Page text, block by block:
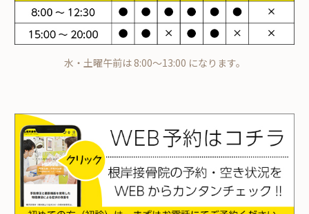
水・土曜午前は 8:00～13:00 になります。